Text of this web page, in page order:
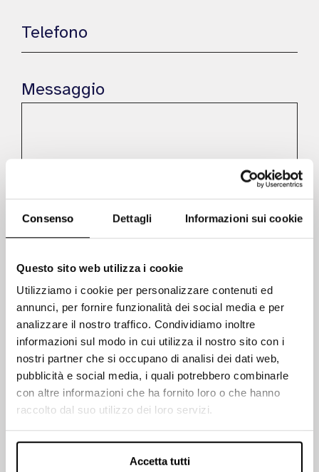
Consenso Dettagli Informazioni sui cookie
Questo sito web utilizza i cookie
Utilizziamo i cookie per personalizzare contenuti ed
annunci, per fornire funzionalità dei social media e per
analizzare il nostro traffico. Condividiamo inoltre
informazioni sul modo in cui utilizza il nostro sito con i
nostri partner che si occupano di analisi dei dati web,
pubblicità e social media, i quali potrebbero combinarle
con altre informazioni che ha fornito loro o che hanno
raccolto dal suo utilizzo dei loro servizi.
Accetta tutti
Messaggio
Accetto il trattamento dei dati
personali come riportato nella
privacy policy